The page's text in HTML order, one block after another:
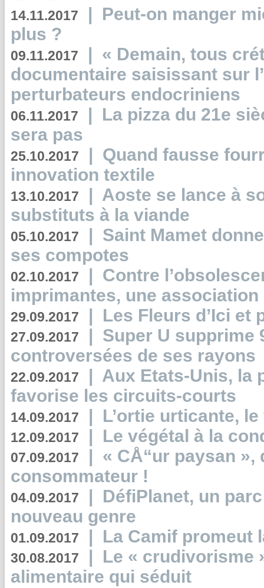
14.11.2017 | Peut-on manger
plus ?
09.11.2017 | « Demain, tous
documentaire saisissant sur
perturbateurs endocriniens
06.11.2017 | La pizza du 21e
sera pas
25.10.2017 | Quand fausse
innovation textile
13.10.2017 | Aoste se lance à
substituts à la viande
05.10.2017 | Saint Mamet
ses compotes
02.10.2017 | Contre
imprimantes, une
29.09.2017 | Les Fleurs d’Ici et
27.09.2017 | Super U supprime
controversées de ses rayons
22.09.2017 | Aux Etats-Unis, la
favorise les circuits-courts
14.09.2017 | L’ortie urticante,
12.09.2017 | Le végétal à la
07.09.2017 | « CÅ“ur paysan
consommateur !
04.09.2017 | DéfiPlanet, un
nouveau genre
01.09.2017 | La Camif promeut
30.08.2017 | Le « crudivorisme
alimentaire qui séduit